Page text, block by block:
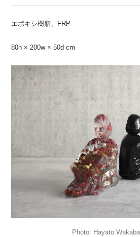
エポキシ樹脂、FRP
80h × 200w × 50d cm
Hayato